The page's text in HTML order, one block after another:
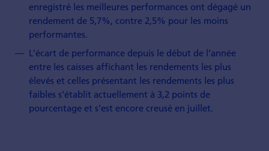
enregistré les meilleures performances ont dégagé un
rendement de 5,7%, contre 2,5% pour les moins
performantes.
L’écart de performance depuis le début de l’année
entre les caisses affichant les rendements les plus
élevés et celles présentant les rendements les plus
faibles s’établit actuellement à 3,2 points de
pourcentage et s’est encore creusé en juillet.